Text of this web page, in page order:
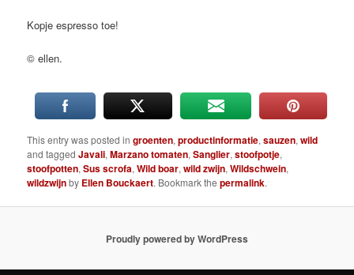
Kopje espresso toe!
© ellen.
This entry was posted ingroenten,productinformatie,sauzen,wild
and taggedJavali,Marzano tomaten,Sanglier,stoofpotje,
stoofpotten,Sus scrofa,Wild boar,wild zwijn,Wildschwein,
wildzwijnby Ellen Bouckaert. Bookmark thepermalink.
Proudly powered by WordPress